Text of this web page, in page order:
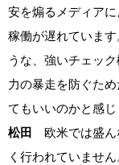
安を煽るメディア
稼働が遅れていま
うな、強いチェッ
力の暴走を防ぐた
てもいいのかと感じ
松田 欧米では盛
く行われていませ